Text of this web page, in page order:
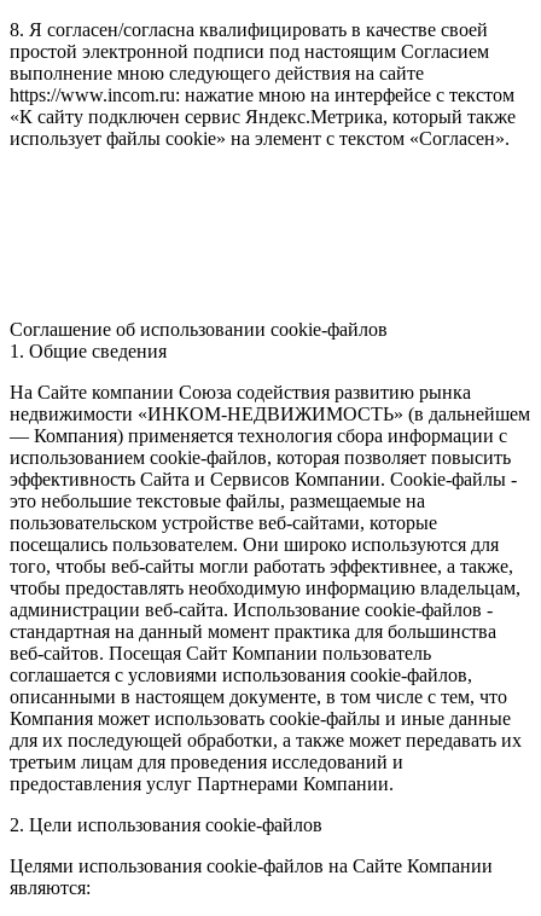
8. Я согласен/согласна квалифицировать в качестве своей
простой электронной подписи под настоящим Согласием
выполнение мною следующего действия на сайте
https://www.incom.ru: нажатие мною на интерфейсе с текстом
«К сайту подключен сервис Яндекс.Метрика, который также
использует файлы cookie» на элемент с текстом «Согласен».
Соглашение об использовании cookie-файлов
1. Общие сведения
На Сайте компании Союза содействия развитию рынка
недвижимости «ИНКОМ-НЕДВИЖИМОСТЬ» (в дальнейшем
— Компания) применяется технология сбора информации с
использованием cookie-файлов, которая позволяет повысить
эффективность Сайта и Сервисов Компании. Сookie-файлы -
это небольшие текстовые файлы, размещаемые на
пользовательском устройстве веб-сайтами, которые
посещались пользователем. Они широко используются для
того, чтобы веб-сайты могли работать эффективнее, а также,
чтобы предоставлять необходимую информацию владельцам,
администрации веб-сайта. Использование cookie-файлов -
стандартная на данный момент практика для большинства
веб-сайтов. Посещая Сайт Компании пользователь
соглашается с условиями использования cookie-файлов,
описанными в настоящем документе, в том числе с тем, что
Компания может использовать cookie-файлы и иные данные
для их последующей обработки, а также может передавать их
третьим лицам для проведения исследований и
предоставления услуг Партнерами Компании.
2. Цели использования cookie-файлов
Целями использования cookie-файлов на Сайте Компании
являются: